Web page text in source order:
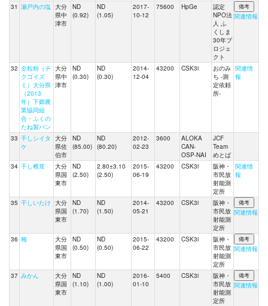
31 瀬戸内の塩 大分
県中
津市
ND
(0.92)
ND
(1.05)
2017-
10-12
75600 HpGe
認定
NPO法
人 ふ
くしま
30年プ
ロジェ
クト
関連情報
32 全粒粉（チ
クゴイズ
ミ）大分県
（2013
年）下郷農
業協同組
合・ふくの
たね製パン
大分
県中
津市
ND
(0.30)
ND
(0.30)
2014-
12-04
43200 CSK3i
おのみ
ち -測
定依頼
所-
関連情
報
33 干しシイタ
ケ
大分
県佐
伯市
ND
(85.00)
ND
(80.20)
2012-
02-23
3600
ALOKA
CAN-
OSP-NAI
JCF
Team
めとば
34 干し椎茸
大分
県国
東市
ND
(2.50)
2.80±3.10
(2.50)
2015-
06-19
43200 CSK3i
阪神・
市民放
射能測
定所
関連情
報
35 干しいたけ 大分
県国
東市
ND
(1.70)
ND
(1.50)
2014-
05-21
43200 CSK3i
阪神・
市民放
射能測
定所
関連情報
36 梅
大分
県国
東市
ND
(0.50)
ND
(0.50)
2015-
06-22
43200 CSK3i
阪神・
市民放
射能測
定所
関連情報
37 みかん
大分
県国
東市
ND
(1.10)
ND
(1.00)
2016-
01-10
5400 CSK3i
阪神・
市民放
射能測
定所
関連情報